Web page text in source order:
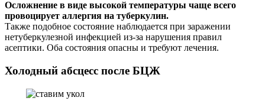
Осложнение в виде высокой температуры чаще всего
провоцирует аллергия на туберкулин.
Также подобное состояние наблюдается при заражении
нетуберкулезной инфекцией из-за нарушения правил
асептики. Оба состояния опасны и требуют лечения.
Холодный абсцесс после БЦЖ